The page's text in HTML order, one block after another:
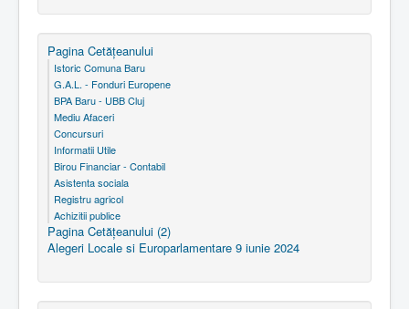
Pagina Cetăţeanului
Istoric Comuna Baru
G.A.L. - Fonduri Europene
BPA Baru - UBB Cluj
Mediu Afaceri
Concursuri
Informatii Utile
Birou Financiar - Contabil
Asistenta sociala
Registru agricol
Achizitii publice
Pagina Cetăţeanului (2)
Alegeri Locale si Europarlamentare 9 iunie 2024